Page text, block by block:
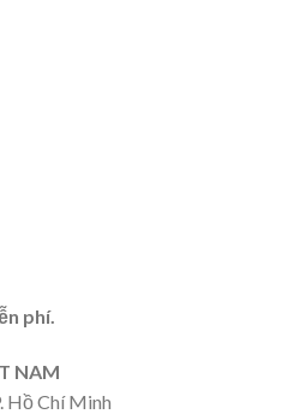
phí.
NAM
Hồ Chí Minh